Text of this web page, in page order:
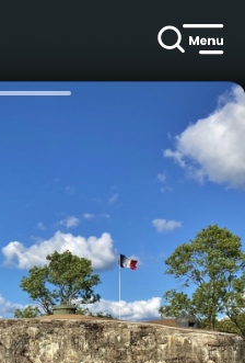
Explorez le Bloc 3 de la ligne Maginot à Laudrefang